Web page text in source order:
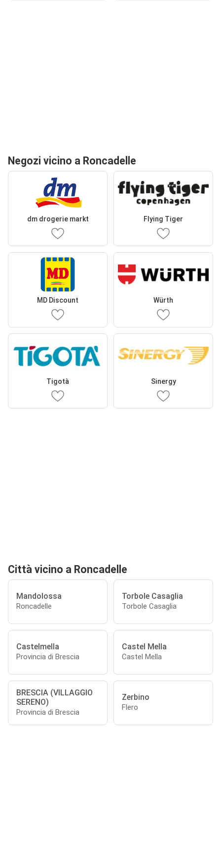
Negozi vicino a Roncadelle
dm drogerie markt Flying Tiger
MD Discount Würth
Tigotà Sinergy
Città vicino a Roncadelle
Mandolossa
Roncadelle
Torbole Casaglia
Torbole Casaglia
Castelmella
Provincia di Brescia
Castel Mella
Castel Mella
BRESCIA (VILLAGGIO
SERENO)
Provincia di Brescia
Zerbino
Flero